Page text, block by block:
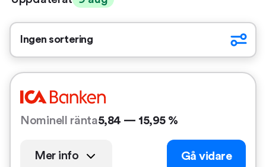
Ingen sortering
Nominell ränta5,84 — 15,95 %
Mer info Gå vidare